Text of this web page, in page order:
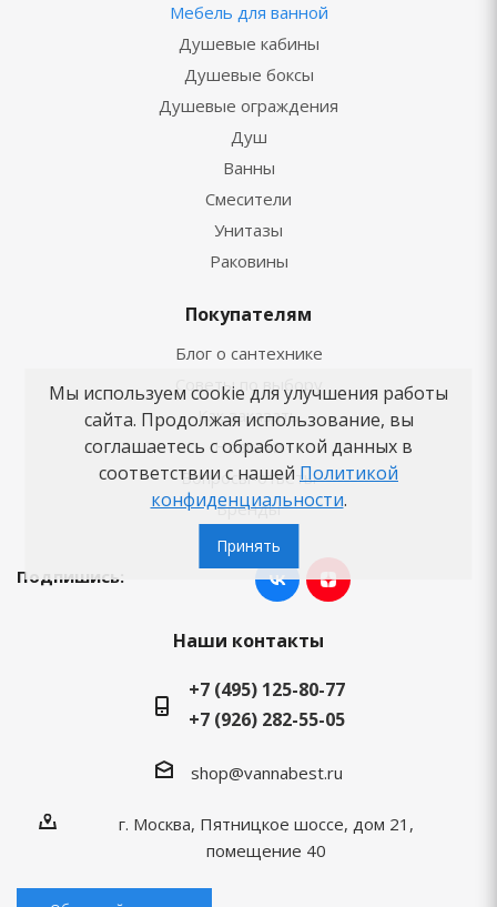
Мебель для ванной
Душевые кабины
Душевые боксы
Душевые ограждения
Душ
Ванны
Смесители
Унитазы
Раковины
Покупателям
Блог о сантехнике
Советы по выбору
Как заказать
Новости
Вопросы-ответы
Бренды
Подпишись:
Наши контакты
+7 (495) 125-80-77
+7 (926) 282-55-05
shop@vannabest.ru
г. Москва, Пятницкое шоссе, дом 21,
помещение 40
Мы используем cookie для улучшения работы
сайта. Продолжая использование, вы
соглашаетесь с обработкой данных в
соответствии с нашей Политикой
конфиденциальности.
Принять